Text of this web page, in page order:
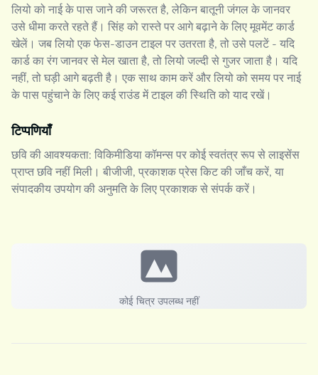
कोई चित्र उपलब्ध नहीं
लियो को नाई के पास जाने की जरूरत है, लेकिन बातूनी जंगल के जानवर
उसे धीमा करते रहते हैं। सिंह को रास्ते पर आगे बढ़ाने के लिए मूवमेंट कार्ड
खेलें। जब लियो एक फेस-डाउन टाइल पर उतरता है, तो उसे पलटें - यदि
कार्ड का रंग जानवर से मेल खाता है, तो लियो जल्दी से गुजर जाता है। यदि
नहीं, तो घड़ी आगे बढ़ती है। एक साथ काम करें और लियो को समय पर नाई
के पास पहुंचाने के लिए कई राउंड में टाइल की स्थिति को याद रखें।
टिप्पणियाँ
छवि की आवश्यकता: विकिमीडिया कॉमन्स पर कोई स्वतंत्र रूप से लाइसेंस
प्राप्त छवि नहीं मिली। बीजीजी, प्रकाशक प्रेस किट की जाँच करें, या
संपादकीय उपयोग की अनुमति के लिए प्रकाशक से संपर्क करें।